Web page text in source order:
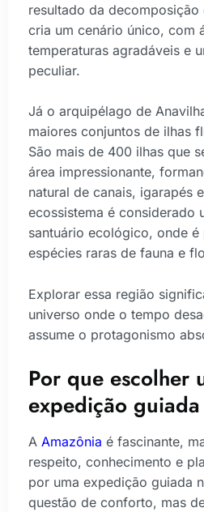
resultado da
cria um cenário único, com
temperaturas agradáveis e
peculiar.
Já o arquipélago de
maiores conjuntos de ilhas
São mais de 400 ilhas que
área impressionante,
natural de canais, igarapés
ecossistema é considerado
santuário ecológico, onde
espécies raras de fauna e
Explorar essa região
universo onde o tempo
assume o protagonismo
Por que escolher
expedição guiada
A Amazônia é fascinante,
respeito, conhecimento e
por uma expedição guiada
questão de conforto, mas